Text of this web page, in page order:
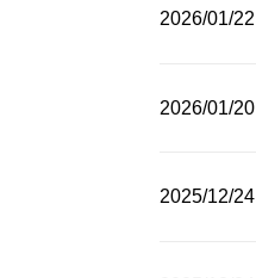
2026/01/22
2026/01/20
2025/12/24